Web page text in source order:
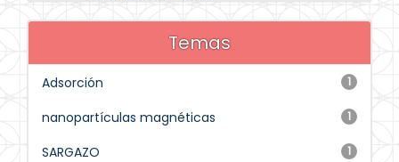
Temas
1
Adsorción
1
nanopartículas magnéticas
1
SARGAZO